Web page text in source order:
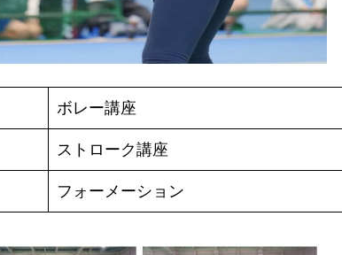
ボレー講座
ストローク講座
フォーメーション